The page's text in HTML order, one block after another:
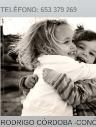
TELÉFONO: 653 379 269
RODRIGO CÓRDOBA -